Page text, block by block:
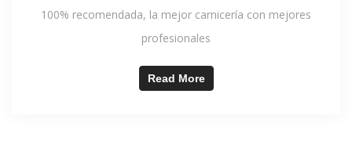
100% recomendada, la mejor carnicería con mejores
profesionales
Read More